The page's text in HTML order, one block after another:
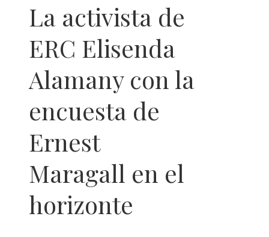
La activista de
ERC Elisenda
Alamany con la
encuesta de
Ernest
Maragall en el
horizonte